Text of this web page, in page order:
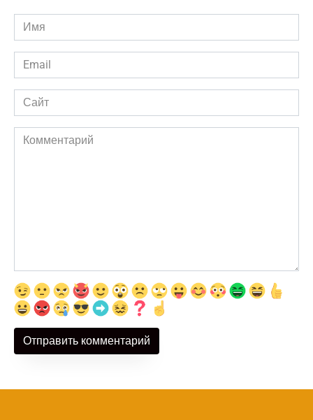
Имя
*
Email
*
Сайт
Комментарий